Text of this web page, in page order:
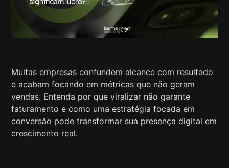
Muitas empresas confundem alcance com resultado
e acabam focando em métricas que não geram
vendas. Entenda por que viralizar não garante
faturamento e como uma estratégia focada em
conversão pode transformar sua presença digital em
crescimento real.